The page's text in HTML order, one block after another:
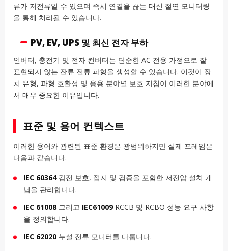
류가 저전류일 수 있으며 즉시 연결을 끊는 대신 절연 모니터링
을 통해 처리될 수 있습니다.
PV, EV, UPS 및 최신 전자 부하
인버터, 충전기 및 전자 컨버터는 단순한 AC 전용 가정으로 잘
표현되지 않는 잔류 전류 파형을 생성할 수 있습니다. 이것이 장
치 유형, 파형 호환성 및 응용 분야별 보호 지침이 이러한 분야에
서 매우 중요한 이유입니다.
표준 및 용어 컨텍스트
이러한 용어와 관련된 표준 환경은 광범위하지만 실제 프레임은
다음과 같습니다.
IEC 60364감전 보호, 접지 및 검증을 포함한 저전압 설치 개
념을 관리합니다.
IEC 61008 그리고 IEC61009RCCB 및 RCBO 성능 요구 사항
을 정의합니다.
IEC 62020 누설 전류 모니터를 다룹니다.